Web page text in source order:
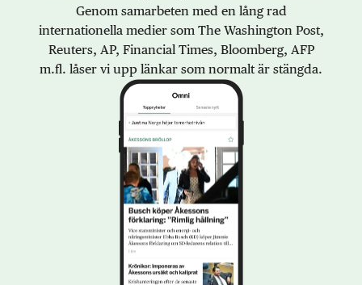
Genom samarbeten med en lång rad
internationella medier som The Washington Post,
Reuters, AP, Financial Times, Bloomberg, AFP
m.fl. låser vi upp länkar som normalt är stängda.